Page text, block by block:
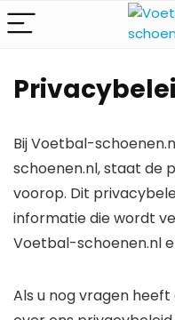
Bij Voetbal-
schoenen.nl, staat de
voorop. Dit
informatie die wordt
Voetbal-schoenen.nl
Als u nog vragen